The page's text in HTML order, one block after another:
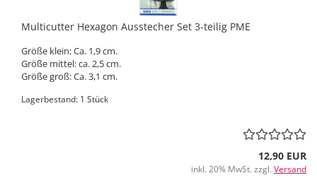
Multicutter Hexagon Ausstecher Set 3-teilig PME
Größe klein: Ca. 1,9 cm.
Größe mittel: ca. 2,5 cm.
Größe groß: Ca. 3,1 cm.
Lagerbestand: 1 Stück
12,90 EUR
inkl. 20% MwSt. zzgl. Versand